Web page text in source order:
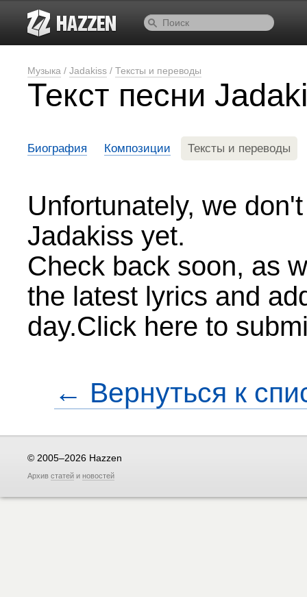
Музыка / Jadakiss / Тексты и переводы
Текст песни
Биография Композиции Тексты и переводы
Unfortunately, we
Jadakiss yet.
Check back soon, as
the latest lyrics and
day.Click here to
← Вернуться к
© 2005–2026 Hazzen
Архив статей и новостей